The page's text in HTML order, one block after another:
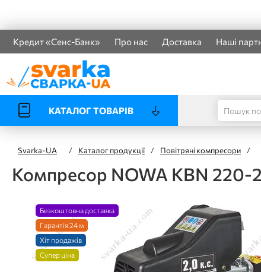
Кредит «Сенс-Банк» Про нас Доставка Наші
КАТАЛОГ ТОВАРІВ
Svarka-UA / Каталог продукції / Повітряні компресори /
Компресор NOWA KBN 220-
Безкоштовна доставка
Гарантія 24 м
Хіт продажів
Супер ціна